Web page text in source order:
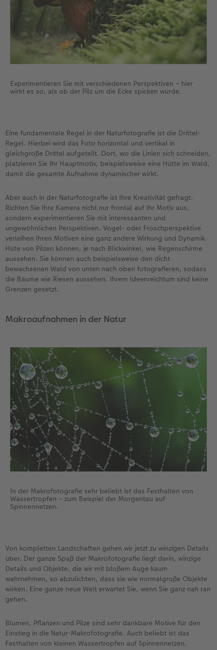
Experimentieren Sie mit verschiedenen Perspektiven – hier
wirkt es so, als ob der Pilz um die Ecke spicken würde.
Eine fundamentale Regel in der Naturfotografie ist die Drittel-
Regel. Hierbei wird das Foto horizontal und vertikal in
gleichgroße Drittel aufgeteilt. Dort, wo die Linien sich schneiden,
platzieren Sie Ihr Hauptmotiv, beispielsweise eine Hütte im Wald,
damit die gesamte Aufnahme dynamischer wirkt.
Aber auch in der Naturfotografie ist Ihre Kreativität gefragt.
Richten Sie Ihre Kamera nicht nur frontal auf Ihr Motiv aus,
sondern experimentieren Sie mit interessanten und
ungewöhnlichen Perspektiven. Vogel- oder Froschperspektive
verleihen Ihren Motiven eine ganz andere Wirkung und Dynamik.
Hüte von Pilzen können, je nach Blickwinkel, wie Regenschirme
aussehen. Sie können auch beispielsweise den dicht
bewachsenen Wald von unten nach oben fotografieren, sodass
die Bäume wie Riesen aussehen. Ihrem Ideenreichtum sind keine
Grenzen gesetzt.
Makroaufnahmen in der Natur
In der Makrofotografie sehr beliebt ist das Festhalten von
Wassertropfen – zum Beispiel der Morgentau auf
Spinnennetzen.
Von kompletten Landschaften gehen wir jetzt zu winzigen Details
über. Der ganze Spaß der Makrofotografie liegt darin, winzige
Details und Objekte, die wir mit bloßem Auge kaum
wahrnehmen, so abzulichten, dass sie wie normalgroße Objekte
wirken. Eine ganze neue Welt erwartet Sie, wenn Sie ganz nah ran
gehen.
Blumen, Pflanzen und Pilze sind sehr dankbare Motive für den
Einstieg in die Natur-Makrofotografie. Auch beliebt ist das
Festhalten von kleinen Wassertropfen auf Spinnennetzen,